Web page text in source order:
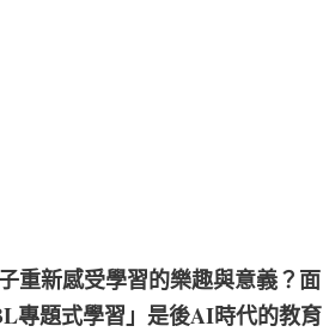
重新感受學習的樂趣與意義？面
專題式學習」是後AI時代的教育